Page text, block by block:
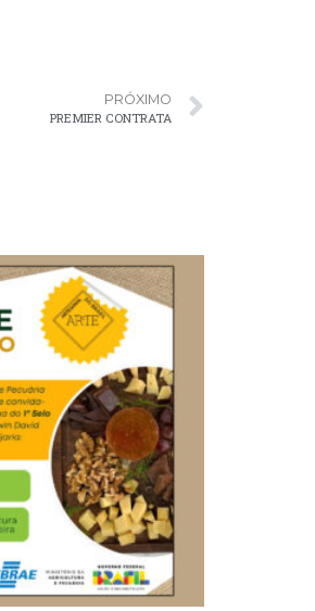
PRÓXIMO
PREMIER CONTRATA